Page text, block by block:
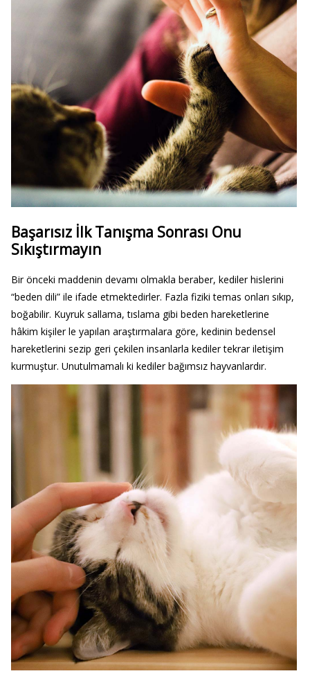
Başarısız İlk Tanışma Sonrası Onu
Sıkıştırmayın
Bir önceki maddenin devamı olmakla beraber, kediler hislerini
“beden dili” ile ifade etmektedirler. Fazla fiziki temas onları sıkıp,
boğabilir. Kuyruk sallama, tıslama gibi beden hareketlerine
hâkim kişiler le yapılan araştırmalara göre, kedinin bedensel
hareketlerini sezip geri çekilen insanlarla kediler tekrar iletişim
kurmuştur. Unutulmamalı ki kediler bağımsız hayvanlardır.